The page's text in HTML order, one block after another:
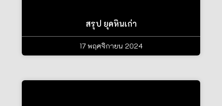
สรุป ยุคหินเก่า
17 พฤศจิกายน 2024